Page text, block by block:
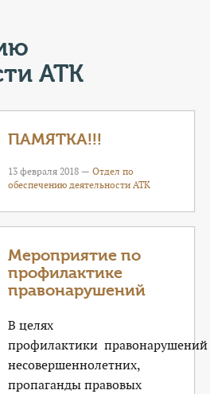
АТК
ПАМЯТКА!!!
13 февраля 2018 —Отдел по
обеспечению деятельности АТК
Мероприятие по
профилактике
правонарушений
В целях
профилактики правонарушений
несовершеннолетних,
пропаганды правовых